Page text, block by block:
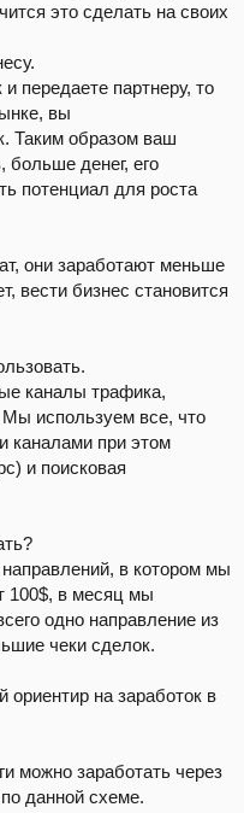
это сделать на своих
передаете партнеру, то
вы
Таким образом ваш
больше денег, его
потенциал для роста
они заработают меньше
вести бизнес становится
каналы трафика,
Мы используем все, что
каналами при этом
и поисковая
в котором мы
100$, в месяц мы
одно направление из
чеки сделок.
на заработок в
можно заработать через
данной схеме.